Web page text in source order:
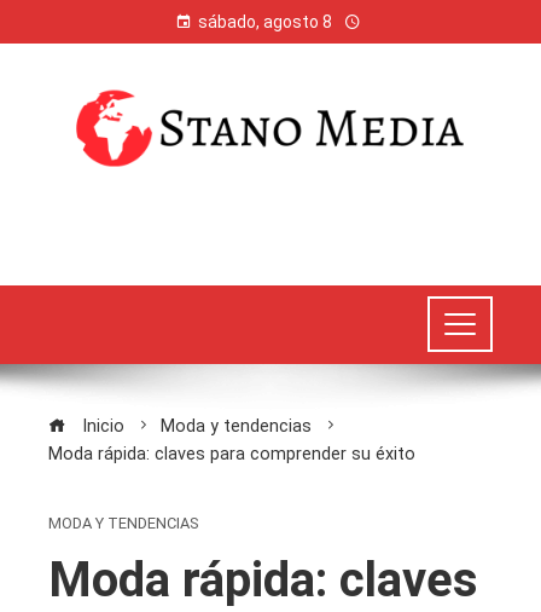
sábado, agosto 8
Inicio
Moda y tendencias
Moda rápida: claves para comprender su éxito
MODA Y TENDENCIAS
Moda rápida: claves